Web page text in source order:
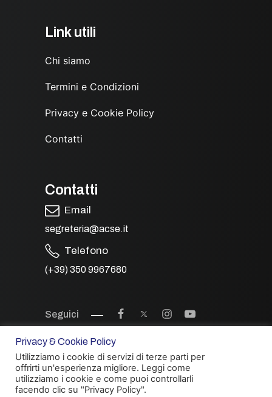
Link utili
Chi siamo
Termini e Condizioni
Privacy e Cookie Policy
Contatti
Contatti
Email
segreteria@acse.it
Telefono
(+39) 350 9967680
Seguici
Privacy & Cookie Policy
Utilizziamo i cookie di servizi di terze parti per
offrirti un'esperienza migliore. Leggi come
utilizziamo i cookie e come puoi controllarli
facendo clic su "Privacy Policy".